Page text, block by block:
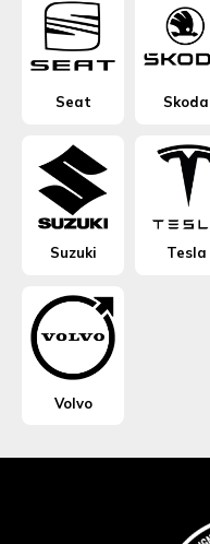
Seat Skoda
Suzuki Tesla
Volvo